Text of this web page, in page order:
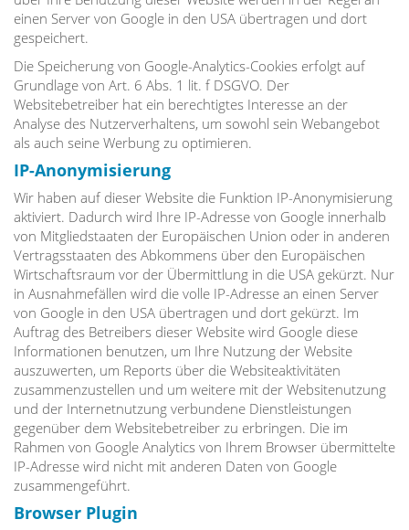
einen Server von Google in den USA übertragen und dort
gespeichert.
Die Speicherung von Google-Analytics-Cookies erfolgt auf
Grundlage von Art. 6 Abs. 1 lit. f DSGVO. Der
Websitebetreiber hat ein berechtigtes Interesse an der
Analyse des Nutzerverhaltens, um sowohl sein Webangebot
als auch seine Werbung zu optimieren.
IP-Anonymisierung
Wir haben auf dieser Website die Funktion IP-Anonymisierung
aktiviert. Dadurch wird Ihre IP-Adresse von Google innerhalb
von Mitgliedstaaten der Europäischen Union oder in anderen
Vertragsstaaten des Abkommens über den Europäischen
Wirtschaftsraum vor der Übermittlung in die USA gekürzt. Nur
in Ausnahmefällen wird die volle IP-Adresse an einen Server
von Google in den USA übertragen und dort gekürzt. Im
Auftrag des Betreibers dieser Website wird Google diese
Informationen benutzen, um Ihre Nutzung der Website
auszuwerten, um Reports über die Websiteaktivitäten
zusammenzustellen und um weitere mit der Websitenutzung
und der Internetnutzung verbundene Dienstleistungen
gegenüber dem Websitebetreiber zu erbringen. Die im
Rahmen von Google Analytics von Ihrem Browser übermittelte
IP-Adresse wird nicht mit anderen Daten von Google
zusammengeführt.
Browser Plugin